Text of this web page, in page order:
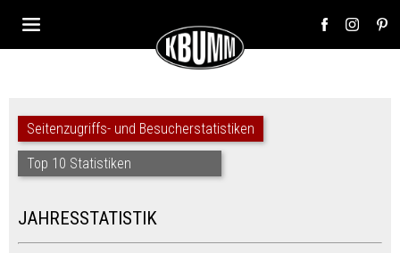
Seitenzugriffs- und Besucherstatistiken
Top 10 Statistiken
JAHRESSTATISTIK